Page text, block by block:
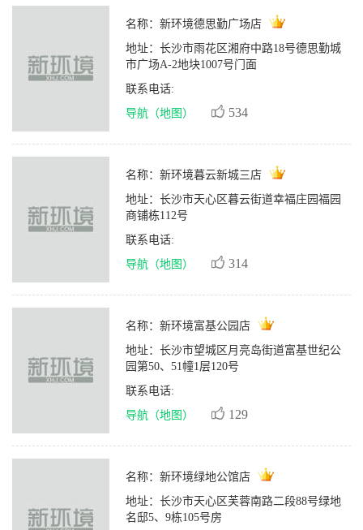
名称： 新环境德思勤广场店
地址： 长沙市雨花区湘府中路18号德思勤城
市广场A-2地块1007号门面
联系电话:
导航（地图）
534
名称： 新环境暮云新城三店
地址： 长沙市天心区暮云街道幸福庄园福园
商铺栋112号
联系电话:
导航（地图）
314
名称： 新环境富基公园店
地址： 长沙市望城区月亮岛街道富基世纪公
园第50、51幢1层120号
联系电话:
导航（地图）
129
名称： 新环境绿地公馆店
地址： 长沙市天心区芙蓉南路二段88号绿地
名邸5、9栋105号房